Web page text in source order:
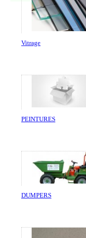
Vitrage
PEINTURES
DUMPERS